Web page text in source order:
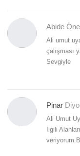
Abide
Ali umut
çalışması
Sevgiyle
Pinar
Ali Umut
İlgili